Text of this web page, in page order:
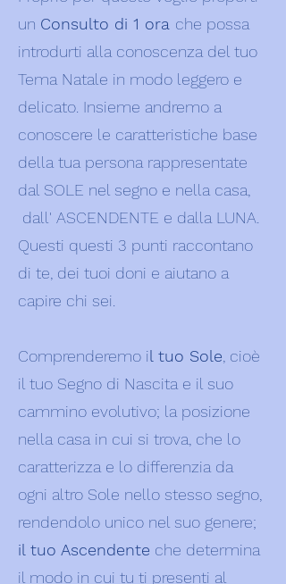
un Consulto di 1 ora che possa
introdurti alla conoscenza del tuo
Tema Natale in modo leggero e
delicato. Insieme andremo a
conoscere le caratteristiche base
della tua persona rappresentate
dal SOLE nel segno e nella casa,
dall' ASCENDENTE e dalla LUNA.
Questi questi 3 punti raccontano
di te, dei tuoi doni e aiutano a
capire chi sei.
Comprenderemo il tuo Sole , cioè
il tuo Segno di Nascita e il suo
cammino evolutivo; la posizione
nella casa in cui si trova, che lo
caratterizza e lo differenzia da
ogni altro Sole nello stesso segno,
rendendolo unico nel suo genere;
il tuo Ascendente che determina
il modo in cui tu ti presenti al